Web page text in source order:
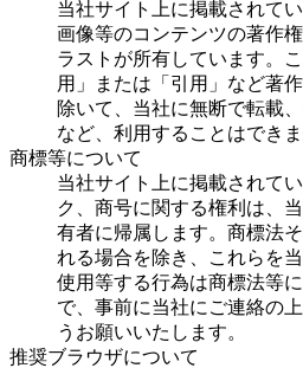
当社サイト上に掲載されて
画像等のコンテンツの著作
ラストが所有しています。
用」または「引用」など著
除いて、当社に無断で転載
など、利用することはできま
商標等について
当社サイト上に掲載されて
ク、商号に関する権利は、
有者に帰属します。商標法
れる場合を除き、これらを
使用等する行為は商標法等
で、事前に当社にご連絡の
うお願いいたします。
推奨ブラウザについて